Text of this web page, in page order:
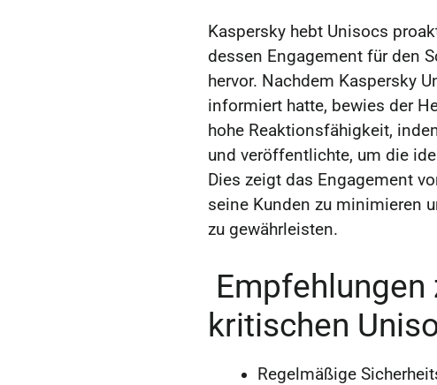
Kaspersky hebt Unisocs
dessen Engagement für den
hervor. Nachdem Kaspersky
informiert hatte, bewies der
hohe Reaktionsfähigkeit,
und veröffentlichte, um die
Dies zeigt das Engagement
seine Kunden zu minimieren
zu gewährleisten.
kritischen
Regelmäßige